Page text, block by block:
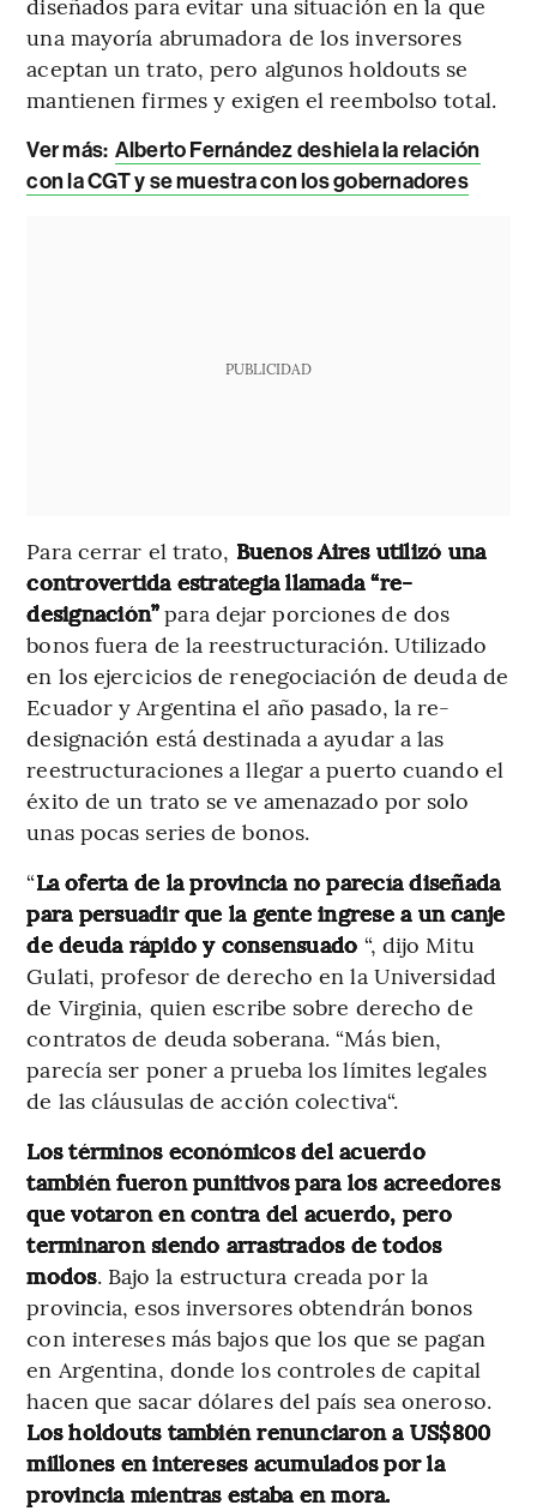
una mayoría abrumadora de los inversores
aceptan un trato, pero algunos holdouts se
mantienen firmes y exigen el reembolso total.
Ver más: Alberto Fernández deshiela la relación
con la CGT y se muestra con los gobernadores
PUBLICIDAD
Para cerrar el trato, Buenos Aires utilizó una
controvertida estrategia llamada “re-
designación”para dejar porciones de dos
bonos fuera de la reestructuración. Utilizado
en los ejercicios de renegociación de deuda de
Ecuador y Argentina el año pasado, la re-
designación está destinada a ayudar a las
reestructuraciones a llegar a puerto cuando el
éxito de un trato se ve amenazado por solo
unas pocas series de bonos.
“La oferta de la provincia no parecía diseñada
para persuadir que la gente ingrese a un canje
de deuda rápido y consensuado “, dijo Mitu
Gulati, profesor de derecho en la Universidad
de Virginia, quien escribe sobre derecho de
contratos de deuda soberana. “Más bien,
parecía ser poner a prueba los límites legales
de las cláusulas de acción colectiva“.
Los términos económicos del acuerdo
también fueron punitivos para los acreedores
que votaron en contra del acuerdo, pero
terminaron siendo arrastrados de todos
modos. Bajo la estructura creada por la
provincia, esos inversores obtendrán bonos
con intereses más bajos que los que se pagan
en Argentina, donde los controles de capital
hacen que sacar dólares del país sea oneroso.
Los holdouts también renunciaron a US$800
millones en intereses acumulados por la
provincia mientras estaba en mora.